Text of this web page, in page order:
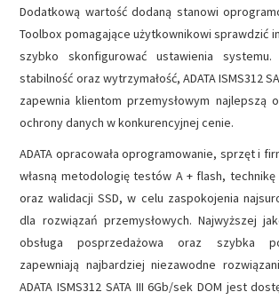
Dodatkową wartość dodaną stanowi
Toolbox pomagające użytkownikowi sprawdzić
szybko skonfigurować ustawienia
stabilność oraz wytrzymałość, ADATA ISMS312
zapewnia klientom przemysłowym najlepszą
ochrony danych w konkurencyjnej cenie.
ADATA opracowała oprogramowanie, sprzęt i
własną metodologię testów A + flash, technikę
oraz walidacji SSD, w celu zaspokojenia
dla rozwiązań przemysłowych. Najwyższej
obsługa posprzedażowa oraz szybka
zapewniają najbardziej niezawodne
ADATA ISMS312 SATA III 6Gb/sek DOM jest